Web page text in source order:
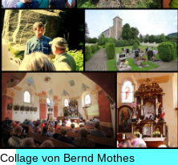
Collage von Bernd Mothes